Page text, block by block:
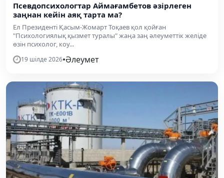
Псевдопсихологтар Аймағамбетов әзірлеген
заңнан кейін аяқ тарта ма?
Ел Президенті Қасым-Жомарт Тоқаев қол қойған
"Психологиялық қызмет туралы" жаңа заң әлеуметтік желіде
өзін психолог, коу...
19 шілде 2026•Әлеумет